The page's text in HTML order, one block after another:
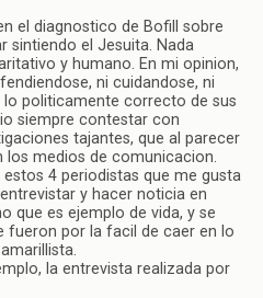
el diagnostico de Bofill sobre
sintiendo el Jesuita. Nada
y humano. En mi opinion,
ni cuidandose, ni
politicamente correcto de sus
siempre contestar con
tajantes, que al parecer
los medios de comunicacion.
estos 4 periodistas que me gusta
y hacer noticia en
que es ejemplo de vida, y se
fueron por la facil de caer en lo
la entrevista realizada por